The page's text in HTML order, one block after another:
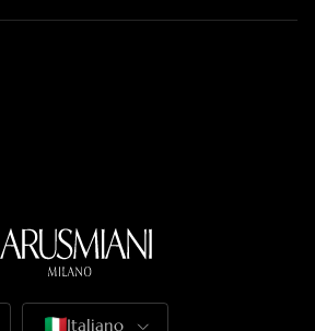
Lingua
Italiano